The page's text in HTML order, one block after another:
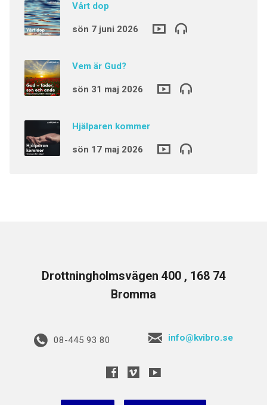
Vårt dop
sön 7 juni 2026
Vem är Gud?
sön 31 maj 2026
Hjälparen kommer
sön 17 maj 2026
Drottningholmsvägen 400 , 168 74
Bromma
08-445 93 80 info@kvibro.se